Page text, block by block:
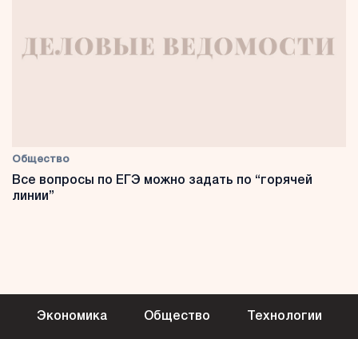
Общество
Все вопросы по ЕГЭ можно задать по “горячей
линии”
Экономика Общество Технологии